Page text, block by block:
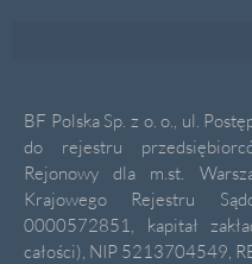
BF Polska Sp. z o. o., ul.
do rejestru
Rejonowy dla m.st.
Krajowego Rejestru
0000572851, kapitał
całości), NIP 5213704549,